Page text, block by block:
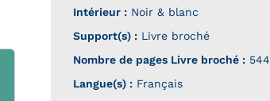
Intérieur : Noir & blanc
Support(s) : Livre broché
Nombre de pages Livre broché : 544
Langue(s) : Français